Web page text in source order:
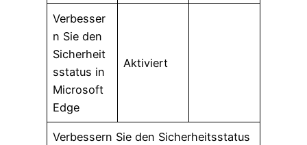
Verbesser
n Sie den
Sicherheit
sstatus in
Microsoft
Edge
Aktiviert
Verbessern Sie den Sicherheitsstatus